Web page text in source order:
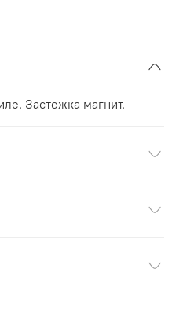
Застежка магнит.